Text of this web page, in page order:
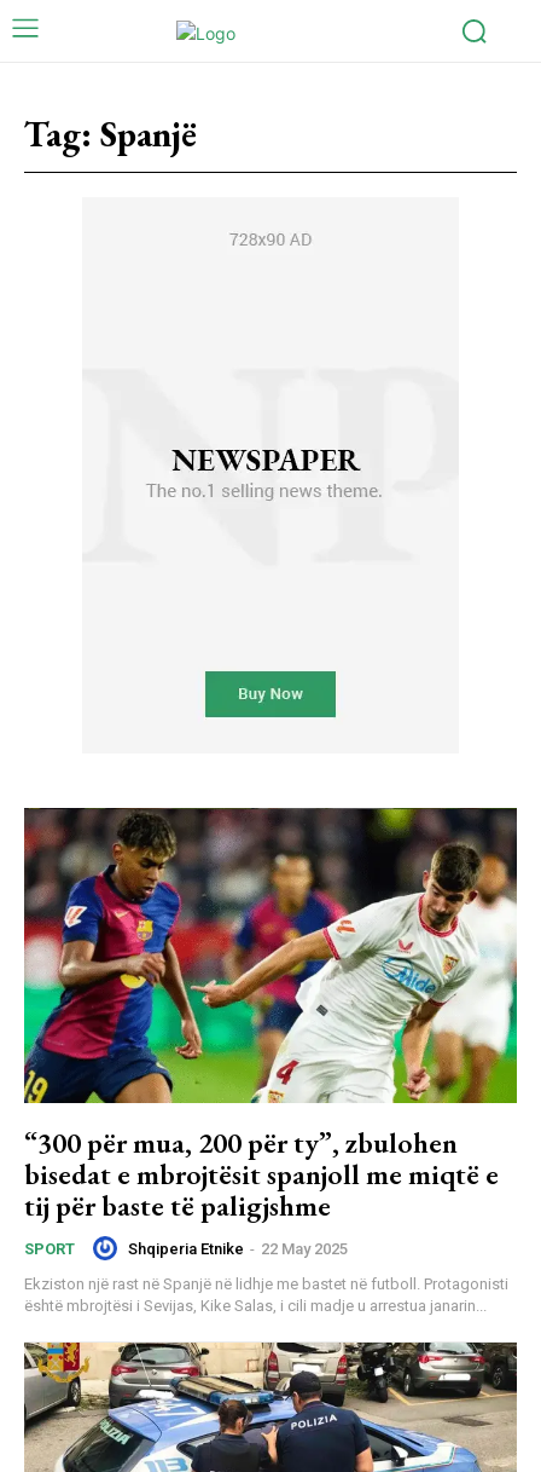
Tag: Spanjë
“300 për mua, 200 për ty”, zbulohen
bisedat e mbrojtësit spanjoll me miqtë e
tij për baste të paligjshme
SPORT Shqiperia Etnike - 22 May 2025
Ekziston një rast në Spanjë në lidhje me bastet në futboll. Protagonisti
është mbrojtësi i Sevijas, Kike Salas, i cili madje u arrestua janarin...